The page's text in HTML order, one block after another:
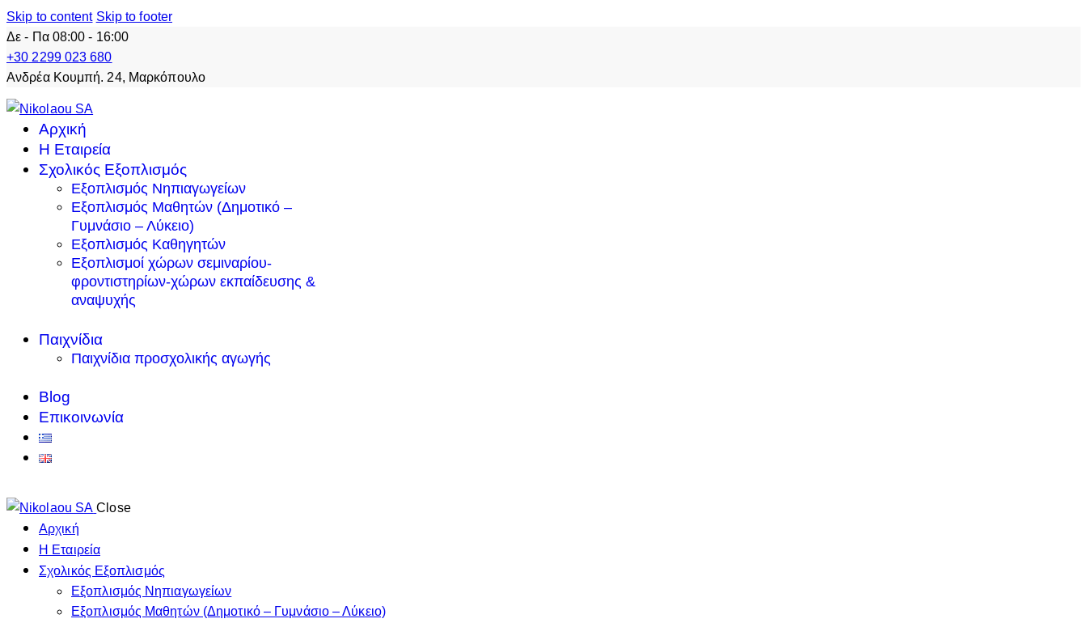
Skip to content Skip to footer
Δε - Πα 08:00 - 16:00
+30 2299 023 680
Ανδρέα Κουμπή. 24, Μαρκόπουλο
Αρχική
Η Εταιρεία
Σχολικός Εξοπλισμός
Εξοπλισμός Νηπιαγωγείων
Εξοπλισμός Μαθητών (Δημοτικό –
Γυμνάσιο – Λύκειο)
Εξοπλισμός Καθηγητών
Εξοπλισμοί χώρων σεμιναρίου-
φροντιστηρίων-χώρων εκπαίδευσης &
αναψυχής
Παιχνίδια
Παιχνίδια προσχολικής αγωγής
Blog
Επικοινωνία
Close
Αρχική
Η Εταιρεία
Σχολικός Εξοπλισμός
Εξοπλισμός Νηπιαγωγείων
Εξοπλισμός Μαθητών (Δημοτικό – Γυμνάσιο – Λύκειο)